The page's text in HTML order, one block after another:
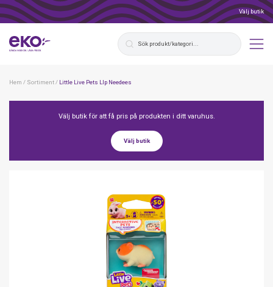
Välj butik
Hem / Sortiment/ Little Live Pets Llp Needees
Välj butik för att få pris på produkten i ditt varuhus.
Välj butik